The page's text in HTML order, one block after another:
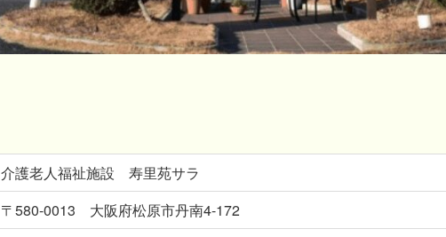
介護老人福祉施設 寿里苑サラ
〒580-0013 大阪府松原市丹南4-172